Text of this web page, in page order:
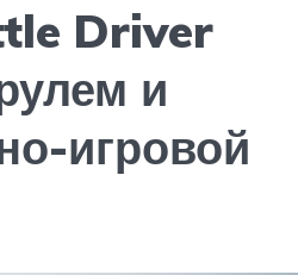
Driver
и
игровой